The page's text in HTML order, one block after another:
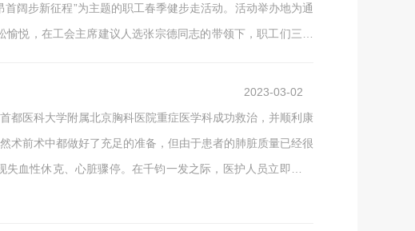
阔步新征程”为主题的职工春季健步走活动。活动举办地为通
悦，在工会主席建议人选张宗德同志的带领下，职工们三五
2023-03-02
都医科大学附属北京胸科医院重症医学科成功救治，并顺利康
术前术中都做好了充足的准备，但由于患者的肺脏质量已经很
血性休克、心脏骤停。在千钧一发之际，医护人员立即为患